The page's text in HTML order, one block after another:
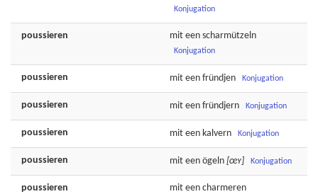
Konjugation
poussieren mit een scharmützeln
Konjugation
poussieren mit een fründjen Konjugation
poussieren mit een fründjern Konjugation
poussieren mit een kalvern Konjugation
poussieren mit een ögeln [œʏ] Konjugation
poussieren mit een charmeren